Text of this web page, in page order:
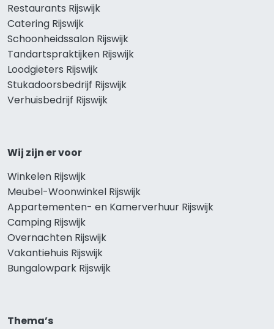
Restaurants Rijswijk
Catering Rijswijk
Schoonheidssalon Rijswijk
Tandartspraktijken Rijswijk
Loodgieters Rijswijk
Stukadoorsbedrijf Rijswijk
Verhuisbedrijf Rijswijk
Wij zijn er voor
Winkelen Rijswijk
Meubel-Woonwinkel Rijswijk
Appartementen- en Kamerverhuur Rijswijk
Camping Rijswijk
Overnachten Rijswijk
Vakantiehuis Rijswijk
Bungalowpark Rijswijk
Thema’s